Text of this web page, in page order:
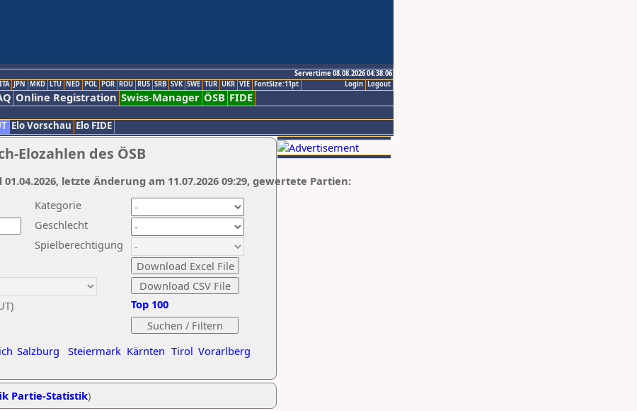
Servertime 08.08.2026 04:38:06
Logout
Login
ITA JPN MKD LTU NED POL POR ROU RUS SRB SVK SWE TUR UKR VIE FontSize:11pt
Online Registration Swiss-Manager ÖSB FIDE
Elo Vorschau Elo FIDE
Elozahlen des ÖSB
Kategorie
Geschlecht
Spielberechtigung
Salzburg Steiermark Kärnten Tirol Vorarlberg
Top 100
01.04.2026, letzte Änderung am 11.07.2026 09:29, gewertete Partien:
Partie-Statistik)